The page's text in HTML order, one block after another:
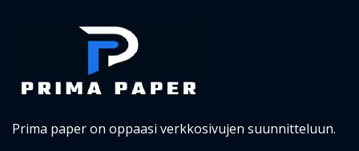
Prima paper on oppaasi verkkosivujen suunnitteluun.